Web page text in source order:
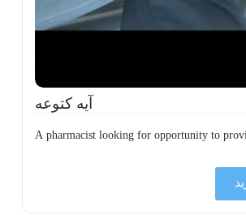
آيه كتوعه
A pharmacist looking for opportunity to